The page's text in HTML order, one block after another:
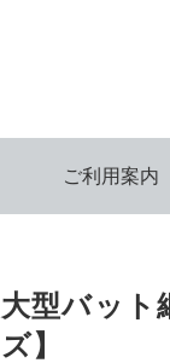
ご利用案内
大型バット
ズ】